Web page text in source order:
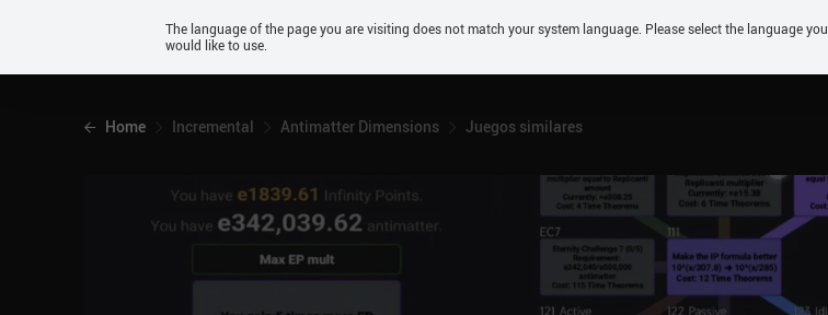
Android
PRÓXIMOS SIMILARES
Home Incremental Antimatter Dimensions Juegos similares
The language of the page you are visiting does not match your system language. Please select the language you
would like to use.